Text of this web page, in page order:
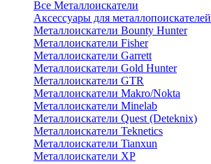
Все Металлоискатели
Аксессуары для металлопоискателей
Металлоискатели Bounty Hunter
Металлоискатели Fisher
Металлоискатели Garrett
Металлоискатели Gold Hunter
Металлоискатели GTR
Металлоискатели Makro/Nokta
Металлоискатели Minelab
Металлоискатели Quest (Deteknix)
Металлоискатели Teknetics
Металлоискатели Tianxun
Металлоискатели XP